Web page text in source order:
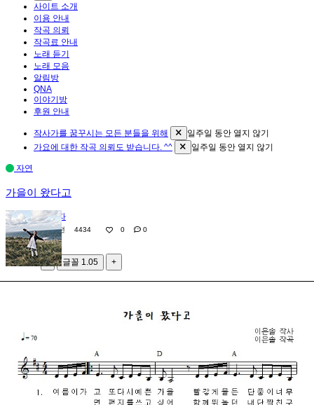
사이트 소개
이용 안내
작곡 의뢰
작곡료 안내
노래 듣기
노래 모음
알림방
QNA
이야기방
후원 안내
작사가를 꿈꾸시는 모든 분들을 위해
일주일 동안 열지 않기
가요에 대한 작곡 의뢰도 받습니다. ^^
일주일 동안 열지 않기
자연
가을이 왔다고
관리자
12년 전 4434 0 0
가
-
글꼴 1.05 +